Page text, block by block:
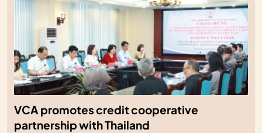
VCA promotes credit cooperative
partnership with Thailand